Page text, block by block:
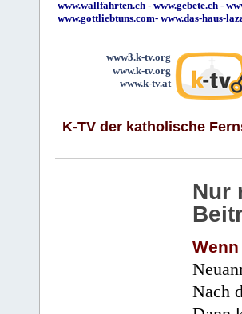
www.wallfahrten.ch - www.gebete.ch -
www.gottliebtuns.com- www.das-haus-
www3.k-tv.org
www.k-tv.org
www.k-tv.at
K-TV der katholische
Nur
Nach